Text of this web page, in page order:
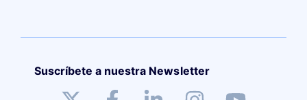
Suscríbete a nuestra Newsletter